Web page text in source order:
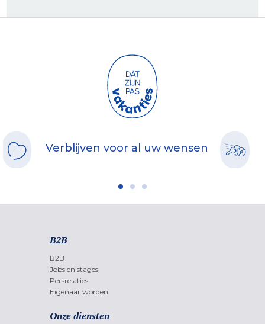
Verblijven voor al uw wensen
B2B
B2B
Jobs en stages
Persrelaties
Eigenaar worden
Onze diensten